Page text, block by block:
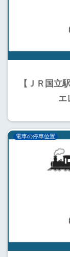
【ＪＲ国立
エ
電車の停車位置